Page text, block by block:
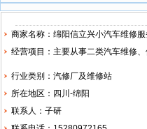
商家名称：绵阳信立兴小汽车维修服
经营项目：主要从事二类汽车维修、
行业类别：汽修厂及维修站
所在地区：四川-绵阳
联系人：子研